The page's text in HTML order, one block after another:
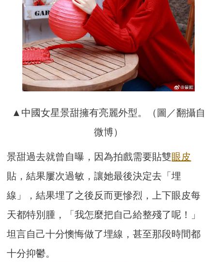
▲中國女星景甜擁有亮麗外型。（圖／翻攝自
微博）
景甜過去就曾自曝，因為拍戲需要貼雙眼皮
貼，結果屢次過敏，讓她最後決定去「埋
線」，結果埋了之後反而更慘烈，上下眼皮每
天都特別腫，「我怎麼把自己給整殘了呢！」
坦言自己十分懊悔做了埋線，甚至那段時間都
十分抑鬱。